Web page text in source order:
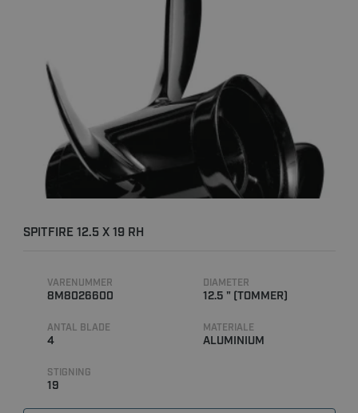
SPITFIRE 12.5 X 19 RH
VARENUMMER
8M8026600
DIAMETER
12.5 " (TOMMER)
ANTAL BLADE
4
MATERIALE
ALUMINIUM
STIGNING
19